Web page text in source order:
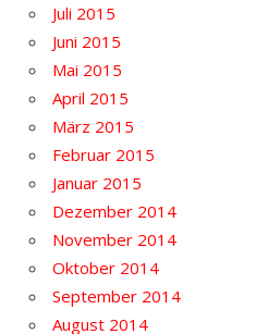
Juli 2015
Juni 2015
Mai 2015
April 2015
März 2015
Februar 2015
Januar 2015
Dezember 2014
November 2014
Oktober 2014
September 2014
August 2014